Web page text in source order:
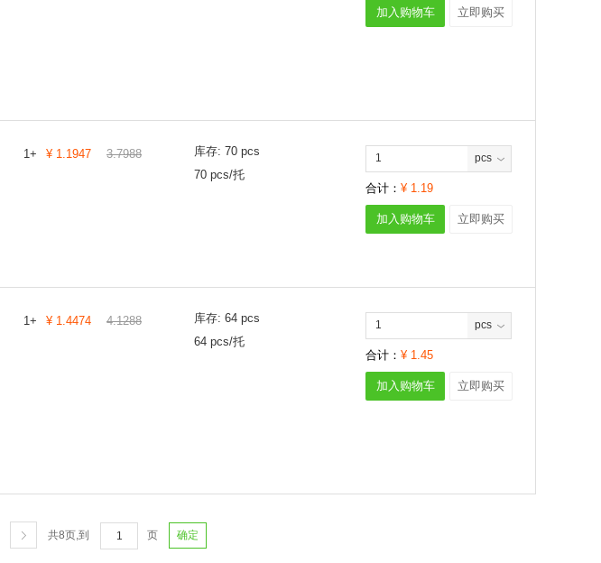
加入购物车 立即购买
1+ ¥ 1.1947 3.7988 库存: 70 pcs
70 pcs/托
pcs
合计： ¥ 1.19
加入购物车 立即购买
1+ ¥ 1.4474 4.1288 库存: 64 pcs
64 pcs/托
pcs
合计： ¥ 1.45
加入购物车 立即购买
共8页,到 页 确定